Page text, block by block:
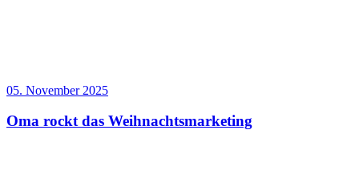
05. November 2025
Oma rockt das Weihnachtsmarketing